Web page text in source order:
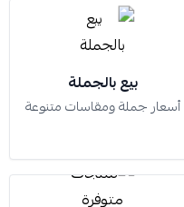
بيع بالجملة
أسعار جملة ومقاسات متنوعة